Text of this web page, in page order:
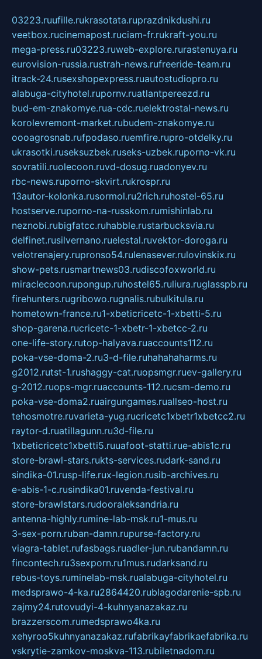
03223.ruufille.rukrasotata.ruprazdnikdushi.ru
veetbox.rucinemapost.ruciam-fr.rukraft-you.ru
mega-press.ru03223.ruweb-explore.rurastenuya.ru
eurovision-russia.rustrah-news.rufreeride-team.ru
itrack-24.rusexshopexpress.ruautostudiopro.ru
alabuga-cityhotel.rupornv.ruatlantpereezd.ru
bud-em-znakomye.rua-cdc.ruelektrostal-news.ru
korolevremont-market.rubudem-znakomye.ru
oooagrosnab.rufpodaso.ruemfire.rupro-otdelky.ru
ukrasotki.ruseksuzbek.ruseks-uzbek.ruporno-vk.ru
sovratili.ruolecoon.ruvd-dosug.ruadonyev.ru
rbc-news.ruporno-skvirt.rukrospr.ru
13autor-kolonka.rusormol.ru2rich.ruhostel-65.ru
hostserve.ruporno-na-russkom.rumishinlab.ru
neznobi.rubigfatcc.ruhabble.rustarbucksvia.ru
delfinet.rusilvernano.ruelestal.ruvektor-doroga.ru
velotrenajery.rupronso54.rulenasever.rulovinskix.ru
show-pets.rusmartnews03.rudiscofoxworld.ru
miraclecoon.rupongup.ruhostel65.ruliura.ruglasspb.ru
firehunters.rugribowo.rugnalis.rubulkitula.ru
hometown-france.ru1-xbeticricetc-1-xbetti-5.ru
shop-garena.rucricetc-1-xbetr-1-xbetcc-2.ru
one-life-story.rutop-halyava.ruaccounts112.ru
poka-vse-doma-2.ru3-d-file.ruhahahaharms.ru
g2012.rutst-1.rushaggy-cat.ruopsmgr.ruev-gallery.ru
g-2012.ruops-mgr.ruaccounts-112.rucsm-demo.ru
poka-vse-doma2.ruairgungames.ruallseo-host.ru
tehosmotre.ruvarieta-yug.rucricetc1xbetr1xbetcc2.ru
raytor-d.ruatillagunn.ru3d-file.ru
1xbeticricetc1xbetti5.ruuafoot-statti.rue-abis1c.ru
store-brawl-stars.rukts-services.rudark-sand.ru
sindika-01.rusp-life.rux-legion.rusib-archives.ru
e-abis-1-c.rusindika01.ruvenda-festival.ru
store-brawlstars.rudooraleksandria.ru
antenna-highly.rumine-lab-msk.ru1-mus.ru
3-sex-porn.ruban-damn.rupurse-factory.ru
viagra-tablet.rufasbags.ruadler-jun.rubandamn.ru
fincontech.ru3sexporn.ru1mus.rudarksand.ru
rebus-toys.ruminelab-msk.rualabuga-cityhotel.ru
medsprawo-4-ka.ru2864420.rublagodarenie-spb.ru
zajmy24.rutovudyi-4-kuhnyanazakaz.ru
brazzerscom.rumedsprawo4ka.ru
xehyroo5kuhnyanazakaz.rufabrikayfabrikaefabrika.ru
vskrytie-zamkov-moskva-113.rubiletnadom.ru